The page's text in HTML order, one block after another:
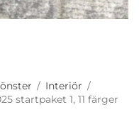
/ Interiör /
startpaket 1, 11 färger